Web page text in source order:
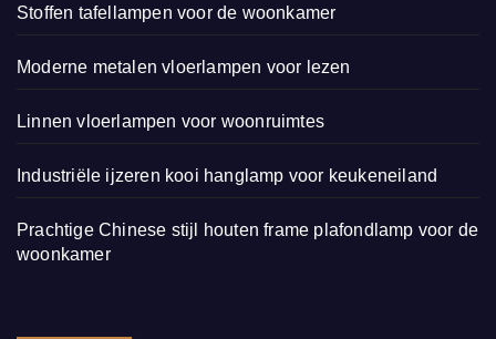
Stoffen tafellampen voor de woonkamer
Moderne metalen vloerlampen voor lezen
Linnen vloerlampen voor woonruimtes
Industriële ijzeren kooi hanglamp voor keukeneiland
Prachtige Chinese stijl houten frame plafondlamp voor de
woonkamer